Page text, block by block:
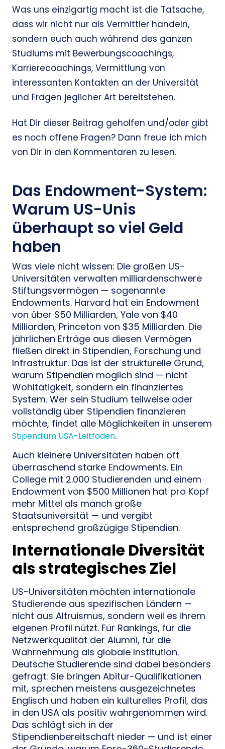
Was uns einzigartig macht ist die Tatsache,
dass wir nicht nur als Vermittler handeln,
sondern euch auch während des ganzen
Studiums mit Bewerbungscoachings,
Karrierecoachings, Vermittlung von
interessanten Kontakten an der Universität
und Fragen jeglicher Art bereitstehen.
Hat Dir dieser Beitrag geholfen und/oder gibt
es noch offene Fragen? Dann freue ich mich
von Dir in den Kommentaren zu lesen.
Das Endowment-System:
Warum US-Unis
überhaupt so viel Geld
haben
Was viele nicht wissen: Die großen US-
Universitäten verwalten milliardenschwere
Stiftungsvermögen — sogenannte
Endowments. Harvard hat ein Endowment
von über $50 Milliarden, Yale von $40
Milliarden, Princeton von $35 Milliarden. Die
jährlichen Erträge aus diesen Vermögen
fließen direkt in Stipendien, Forschung und
Infrastruktur. Das ist der strukturelle Grund,
warum Stipendien möglich sind — nicht
Wohltätigkeit, sondern ein finanziertes
System. Wer sein Studium teilweise oder
vollständig über Stipendien finanzieren
möchte, findet alle Möglichkeiten in unserem
Stipendium USA-Leitfaden.
Auch kleinere Universitäten haben oft
überraschend starke Endowments. Ein
College mit 2.000 Studierenden und einem
Endowment von $500 Millionen hat pro Kopf
mehr Mittel als manch große
Staatsuniversität — und vergibt
entsprechend großzügige Stipendien.
Internationale Diversität
als strategisches Ziel
US-Universitäten möchten internationale
Studierende aus spezifischen Ländern —
nicht aus Altruismus, sondern weil es ihrem
eigenen Profil nützt. Für Rankings, für die
Netzwerkqualität der Alumni, für die
Wahrnehmung als globale Institution.
Deutsche Studierende sind dabei besonders
gefragt: Sie bringen Abitur-Qualifikationen
mit, sprechen meistens ausgezeichnetes
Englisch und haben ein kulturelles Profil, das
in den USA als positiv wahrgenommen wird.
Das schlägt sich in der
Stipendienbereitschaft nieder — und ist einer